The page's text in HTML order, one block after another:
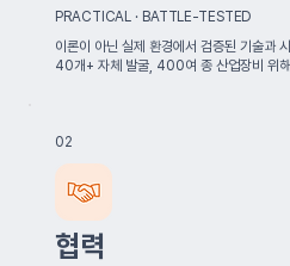
PRACTICAL · BATTLE-TESTED
이론이 아닌 실제 환경에서 검증된 기술과
40개+ 자체 발굴, 400여 종 산업장비 위
02
협력